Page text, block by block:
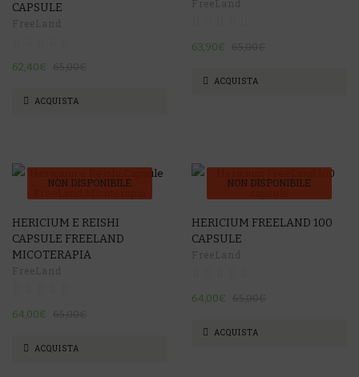
CAPSULE
62,40€
ACQUISTA
63,90€
ACQUISTA
NON DISPONIBILE
HERICIUM E REISHI
CAPSULE FREELAND
MICOTERAPIA
64,00€
ACQUISTA
NON DISPONIBILE
HERICIUM FREELAND 100
CAPSULE
64,00€
ACQUISTA